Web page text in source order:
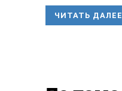
ЧИТАТЬ ДАЛЕЕ